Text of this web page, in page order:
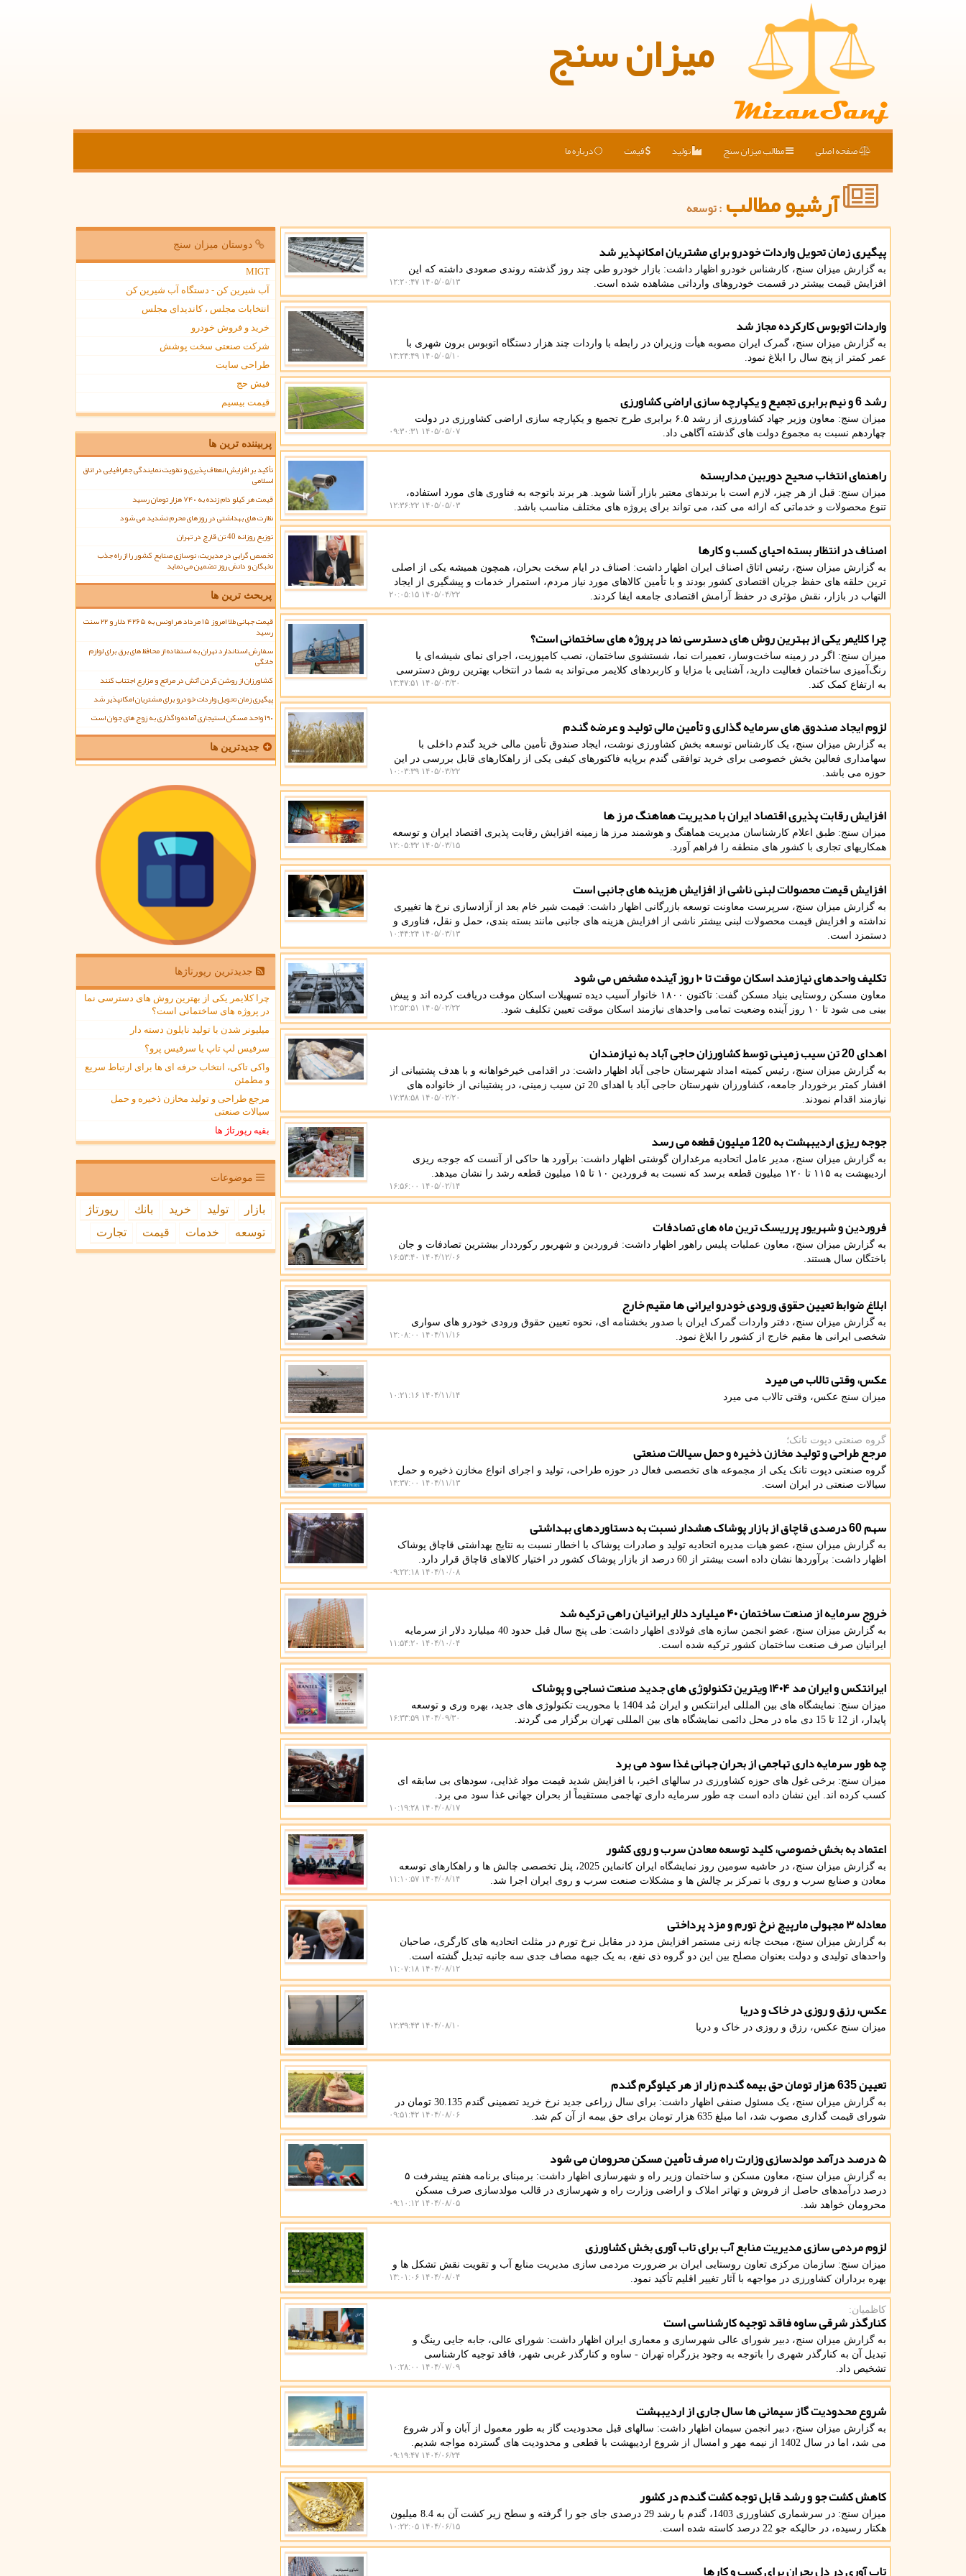
میزان سنج
صفحه اصلی مطالب میزان سنج تولید قیمت درباره ما
آرشیو مطالب : توسعه
پیگیری زمان تحویل واردات خودرو برای مشتریان امکانپذیر شد
به گزارش میزان سنج، کارشناس خودرو اظهار داشت: بازار خودرو طی چند روز گذشته روندی صعودی داشته که این
افزایش قیمت بیشتر در قسمت خودروهای وارداتی مشاهده شده است.
۱۴۰۵/۰۵/۱۳ ۱۲:۲۰:۴۷
واردات اتوبوس کارکرده مجاز شد
به گزارش میزان سنج، گمرک ایران مصوبه هیأت وزیران در رابطه با واردات چند هزار دستگاه اتوبوس برون شهری با
عمر کمتر از پنج سال را ابلاغ نمود.
۱۴۰۵/۰۵/۱۰ ۱۳:۲۴:۴۹
رشد 6 و نیم برابری تجمیع و یکپارچه سازی اراضی کشاورزی
میزان سنج: معاون وزیر جهاد کشاورزی از رشد ۶.۵ برابری طرح تجمیع و یکپارچه سازی اراضی کشاورزی در دولت
چهاردهم نسبت به مجموع دولت های گذشته آگاهی داد.
۱۴۰۵/۰۵/۰۷ ۰۹:۳۰:۳۱
راهنمای انتخاب صحیح دوربین مداربسته
میزان سنج: قبل از هر چیز، لازم است با برندهای معتبر بازار آشنا شوید. هر برند باتوجه به فناوری های مورد استفاده،
تنوع محصولات و خدماتی که ارائه می کند، می تواند برای پروژه های مختلف مناسب باشد.
۱۴۰۵/۰۵/۰۳ ۱۲:۳۶:۲۲
اصناف در انتظار بسته احیای کسب و کارها
به گزارش میزان سنج، رئیس اتاق اصناف ایران اظهار داشت: اصناف در ایام سخت بحران، همچون همیشه یکی از اصلی
ترین حلقه های حفظ جریان اقتصادی کشور بودند و با تأمین کالاهای مورد نیاز مردم، استمرار خدمات و پیشگیری از ایجاد
التهاب در بازار، نقش مؤثری در حفظ آرامش اقتصادی جامعه ایفا کردند.
۱۴۰۵/۰۴/۲۲ ۲۰:۰۵:۱۵
چرا کلایمر یکی از بهترین روش های دسترسی نما در پروژه های ساختمانی است؟
میزان سنج: اگر در زمینه ساخت‌وساز، تعمیرات نما، شستشوی ساختمان، نصب کامپوزیت، اجرای نمای شیشه‌ای یا
رنگ‌آمیزی ساختمان فعالیت دارید، آشنایی با مزایا و کاربردهای کلایمر می‌تواند به شما در انتخاب بهترین روش دسترسی
به ارتفاع کمک کند.
۱۴۰۵/۰۳/۳۰ ۱۳:۴۷:۵۱
لزوم ایجاد صندوق های سرمایه گذاری و تأمین مالی تولید و عرضه گندم
به گزارش میزان سنج، یک کارشناس توسعه بخش کشاورزی نوشت، ایجاد صندوق تأمین مالی خرید گندم داخلی با
سهامداری فعالین بخش خصوصی برای خرید توافقی گندم برپایه فاکتورهای کیفی یکی از راهکارهای قابل بررسی در این
حوزه می باشد.
۱۴۰۵/۰۳/۲۲ ۱۰:۰۳:۳۹
افزایش رقابت پذیری اقتصاد ایران با مدیریت هماهنگ مرز ها
میزان سنج: طبق اعلام کارشناسان مدیریت هماهنگ و هوشمند مرز ها زمینه افزایش رقابت پذیری اقتصاد ایران و توسعه
همکاریهای تجاری با کشور های منطقه را فراهم آورد.
۱۴۰۵/۰۳/۱۵ ۱۲:۰۵:۳۲
افزایش قیمت محصولات لبنی ناشی از افزایش هزینه های جانبی است
به گزارش میزان سنج، سرپرست معاونت توسعه بازرگانی اظهار داشت: قیمت شیر خام بعد از آزادسازی نرخ ها تغییری
نداشته و افزایش قیمت محصولات لبنی بیشتر ناشی از افزایش هزینه های جانبی مانند بسته بندی، حمل و نقل، فناوری و
دستمزد است.
۱۴۰۵/۰۳/۱۳ ۱۰:۴۴:۲۴
تکلیف واحدهای نیازمند اسکان موقت تا ۱۰ روز آینده مشخص می شود
معاون مسکن روستایی بنیاد مسکن گفت: تاکنون ۱۸۰۰ خانوار آسیب دیده تسهیلات اسکان موقت دریافت کرده اند و پیش
بینی می شود تا ۱۰ روز آینده وضعیت تمامی واحدهای نیازمند اسکان موقت تعیین تکلیف شود.
۱۴۰۵/۰۲/۲۲ ۱۲:۵۲:۵۱
اهدای 20 تن سیب زمینی توسط کشاورزان حاجی آباد به نیازمندان
به گزارش میزان سنج، رئیس کمیته امداد شهرستان حاجی آباد اظهار داشت: در اقدامی خیرخواهانه و با هدف پشتیبانی از
اقشار کمتر برخوردار جامعه، کشاورزان شهرستان حاجی آباد با اهدای 20 تن سیب زمینی، در پشتیبانی از خانواده های
نیازمند اقدام نمودند.
۱۴۰۵/۰۲/۲۰ ۱۷:۳۸:۵۸
جوجه ریزی اردیبهشت به 120 میلیون قطعه می رسد
به گزارش میزان سنج، مدیر عامل اتحادیه مرغداران گوشتی اظهار داشت: برآورد ها حاکی از آنست که جوجه ریزی
اردیبهشت به ۱۱۵ تا ۱۲۰ میلیون قطعه برسد که نسبت به فروردین ۱۰ تا ۱۵ میلیون قطعه رشد را نشان میدهد.
۱۴۰۵/۰۲/۱۴ ۱۶:۵۶:۰۰
فروردین و شهریور پرریسک ترین ماه های تصادفات
به گزارش میزان سنج، معاون عملیات پلیس راهور اظهار داشت: فروردین و شهریور رکورددار بیشترین تصادفات و جان
باختگان سال هستند.
۱۴۰۴/۱۲/۰۶ ۱۶:۵۳:۴۰
ابلاغ ضوابط تعیین حقوق ورودی خودرو ایرانی ها مقیم خارج
به گزارش میزان سنج، دفتر واردات گمرک ایران با صدور بخشنامه ای، نحوه تعیین حقوق ورودی خودرو های سواری
شخصی ایرانی ها مقیم خارج از کشور را ابلاغ نمود.
۱۴۰۴/۱۱/۱۶ ۱۲:۰۸:۰۰
عکس، وقتی تالاب می میرد
میزان سنج عکس، وقتی تالاب می میرد ۱۴۰۴/۱۱/۱۴ ۱۰:۲۱:۱۶
گروه صنعتی دپوت تانک؛
مرجع طراحی و تولید مخازن ذخیره و حمل سیالات صنعتی
گروه صنعتی دپوت تانک یکی از مجموعه های تخصصی فعال در حوزه طراحی، تولید و اجرای انواع مخازن ذخیره و حمل
سیالات صنعتی در ایران است.
۱۴۰۴/۱۱/۱۳ ۱۴:۳۷:۰۰
سهم 60 درصدی قاچاق از بازار پوشاک هشدار نسبت به دستاوردهای بهداشتی
به گزارش میزان سنج، عضو هیات مدیره اتحادیه تولید و صادرات پوشاک با اخطار نسبت به نتایج بهداشتی قاچاق پوشاک
اظهار داشت: برآوردها نشان داده است بیشتر از 60 درصد از بازار پوشاک کشور در اختیار کالاهای قاچاق قرار دارد.
۱۴۰۴/۱۰/۰۸ ۰۹:۲۲:۱۸
خروج سرمایه از صنعت ساختمان ۴۰ میلیارد دلار ایرانیان راهی ترکیه شد
به گزارش میزان سنج، عضو انجمن سازه های فولادی اظهار داشت: طی پنج سال قبل حدود 40 میلیارد دلار از سرمایه
ایرانیان صرف صنعت ساختمان کشور ترکیه شده است.
۱۴۰۴/۱۰/۰۴ ۱۱:۵۴:۲۰
ایرانتکس و ایران مد ۱۴۰۴ ویترین تکنولوژی های جدید صنعت نساجی و پوشاک
میزان سنج: نمایشگاه های بین المللی ایرانتکس و ایران مُد 1404 با محوریت تکنولوژی های جدید، بهره وری و توسعه
پایدار، از 12 تا 15 دی ماه در محل دائمی نمایشگاه های بین المللی تهران برگزار می گردند.
۱۴۰۴/۰۹/۳۰ ۱۶:۳۳:۵۹
چه طور سرمایه داری تهاجمی از بحران جهانی غذا سود می برد
میزان سنج: برخی غول های حوزه کشاورزی در سالهای اخیر، با افزایش شدید قیمت مواد غذایی، سودهای بی سابقه ای
کسب کرده اند. این نشان داده است چه طور سرمایه داری تهاجمی مستقیماً از بحران جهانی غذا سود می برد.
۱۴۰۴/۰۸/۱۷ ۱۰:۱۹:۲۸
اعتماد به بخش خصوصی، کلید توسعه معادن سرب و روی کشور
به گزارش میزان سنج، در حاشیه سومین روز نمایشگاه ایران کانماین 2025، پنل تخصصی چالش ها و راهکارهای توسعه
معادن و صنایع سرب و روی با تمرکز بر چالش ها و مشکلات صنعت سرب و روی ایران اجرا شد.
۱۴۰۴/۰۸/۱۴ ۱۱:۱۰:۵۷
معادله ۳ مجهولی مارپیچ نرخ تورم و مزد پرداختی
به گزارش میزان سنج، مبحث چانه زنی مستمر افزایش مزد در مقابل نرخ تورم در مثلث اتحادیه های کارگری، صاحبان
واحدهای تولیدی و دولت بعنوان مصلح بین این دو گروه ذی نفع، به یک جبهه مصاف جدی سه جانبه تبدیل گشته است.
۱۴۰۴/۰۸/۱۲ ۱۱:۰۷:۱۸
عکس، رزق و روزی در خاک و دریا
میزان سنج عکس، رزق و روزی در خاک و دریا ۱۴۰۴/۰۸/۱۰ ۱۲:۳۹:۴۳
تعیین 635 هزار تومان حق بیمه گندم زار از هر کیلوگرم گندم
به گزارش میزان سنج، یک مسئول صنفی اظهار داشت: برای سال زراعی جدید نرخ خرید تضمینی گندم 30.135 تومان در
شورای قیمت گذاری مصوب شد، اما مبلغ 635 هزار تومان برای حق بیمه از آن کم شد.
۱۴۰۴/۰۸/۰۶ ۰۹:۵۱:۴۲
۵ درصد درآمد مولدسازی وزارت راه صرف تأمین مسکن محرومان می شود
به گزارش میزان سنج، معاون مسکن و ساختمان وزیر راه و شهرسازی اظهار داشت: برمبنای برنامه هفتم پیشرفت ۵
درصد درآمدهای حاصل از فروش و تهاتر املاک و اراضی وزارت راه و شهرسازی در قالب مولدسازی صرف مسکن
محرومان خواهد شد.
۱۴۰۴/۰۸/۰۵ ۰۹:۱۰:۱۲
لزوم مردمی سازی مدیریت منابع آب برای تاب آوری بخش کشاورزی
میزان سنج: سازمان مرکزی تعاون روستایی ایران بر ضرورت مردمی سازی مدیریت منابع آب و تقویت نقش تشکل ها و
بهره برداران کشاورزی در مواجهه با آثار تغییر اقلیم تأکید نمود.
۱۴۰۴/۰۸/۰۴ ۱۳:۰۱:۰۶
کاظمیان:
کنارگذر شرقی ساوه فاقد توجیه کارشناسی است
به گزارش میزان سنج، دبیر شورای عالی شهرسازی و معماری ایران اظهار داشت: شورای عالی، جابه جایی رینگ و
تبدیل آن به کنارگذر شهری را باتوجه به وجود بزرگراه تهران - ساوه و کنارگذر غربی شهر، فاقد توجیه کارشناسی
تشخیص داد.
۱۴۰۴/۰۷/۰۹ ۱۰:۲۸:۰۰
شروع محدودیت گاز سیمانی ها سال جاری از اردیبهشت
به گزارش میزان سنج، دبیر انجمن سیمان اظهار داشت: سالهای قبل محدودیت گاز به طور معمول از آبان و آذر شروع
می شد، اما در سال 1402 از نیمه مهر و امسال از شروع اردیبهشت با قطعی و محدودیت های گسترده مواجه شدیم.
۱۴۰۴/۰۶/۲۴ ۰۹:۱۹:۴۷
کاهش کشت جو و رشد قابل توجه کشت گندم در کشور
میزان سنج: در سرشماری کشاورزی 1403، گندم با رشد 29 درصدی جای جو را گرفته و سطح زیر کشت آن به 8.4 میلیون
هکتار رسیده، در حالیکه جو 22 درصد کاسته شده است.
۱۴۰۴/۰۶/۱۵ ۱۰:۲۲:۰۵
دوستان میزان سنج
MIGT
آب شیرین کن - دستگاه آب شیرین کن
انتخابات مجلس ، کاندیدای مجلس
خرید و فروش خودرو
شرکت صنعتی سخت پوشش
طراحی سایت
فیش حج
قیمت بیسیم
پربیننده ترین ها
تأکید بر افزایش انعطاف پذیری و تقویت نمایندگی جغرافیایی در اتاق
اسلامی
قیمت هر کیلو دام زنده به ۷۴۰ هزار تومان رسید
نظارت های بهداشتی در روزهای محرم تشدید می شود
توزیع روزانه 40 تن قارچ در تهران
تخصص گرایی در مدیریت، نوسازی صنایع کشور را از راه جذب
نخبگان و دانش روز تضمین می نماید
پربحث ترین ها
قیمت جهانی طلا امروز ۱۵ مرداد هر اونس به ۴۲۶۵ دلار و ۲۲ سنت
رسید
سفارش استاندارد تهران به استفاده از محافظ های برق برای لوازم
خانگی
کشاورزان از روشن کردن آتش در مراتع و مزارع اجتناب کنند
پیگیری زمان تحویل واردات خودرو برای مشتریان امکانپذیر شد
۱۹۰ واحد مسکن استیجاری آماده واگذاری به زوج های جوان است
جدیدترین ها
جدیدترین رپورتاژها
چرا کلایمر یکی از بهترین روش های دسترسی نما
در پروژه های ساختمانی است؟
میلیونر شدن با تولید نایلون دسته دار
سرفیس لپ تاپ یا سرفیس پرو؟
واکی تاکی، انتخاب حرفه ای ها برای ارتباط سریع
و مطمئن
مرجع طراحی و تولید مخازن ذخیره و حمل
سیالات صنعتی
بقیه رپورتاژ ها
موضوعات
بازار تولید خرید بانك
رپورتاژ
توسعه
خدمات قیمت تجارت